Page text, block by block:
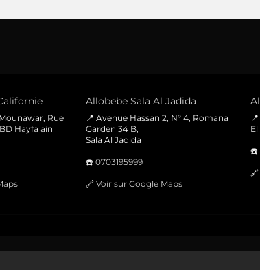
était : est :
Rue
Hayfa ain
Allobebe Sala Al Jadida
📍 Avenue Hassan 2, N° 4, Romana
Garden 34 B,
Sala Al Jadida
☎️ 0703195999
🔗 Voir sur Google Maps
☎️
🔗